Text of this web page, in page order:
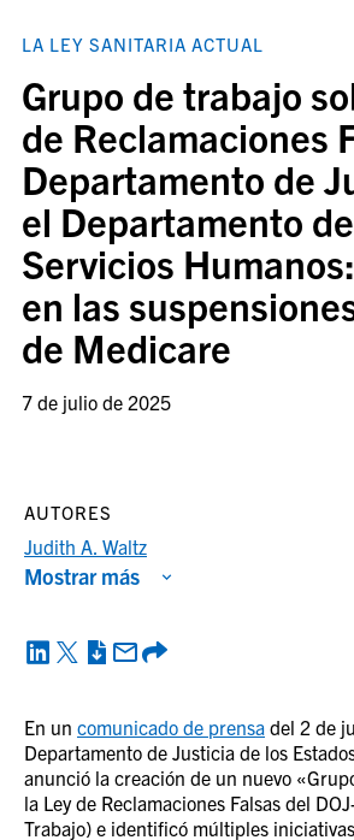
LA LEY SANITARIA ACTUAL
Grupo de trabajo
de Reclamaciones
Departamento de
el Departamento
Servicios
en las
de Medicare
7 de julio de 2025
En un comunicado de prensa del 2 de
Departamento de Justicia de los
anunció la creación de un nuevo
la Ley de Reclamaciones Falsas del
Trabajo) e identificó múltiples
AUTORES
Judith A. Waltz
Mostrar más